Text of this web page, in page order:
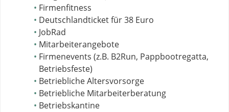
Firmenfitness
Deutschlandticket für 38 Euro
JobRad
Mitarbeiterangebote
Firmenevents (z.B. B2Run, Pappbootregatta,
Betriebsfeste)
Betriebliche Altersvorsorge
Betriebliche Mitarbeiterberatung
Betriebskantine